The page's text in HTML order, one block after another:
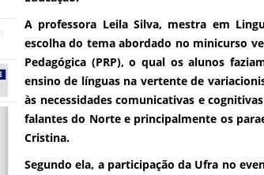
A professora Leila Silva, mestra em
escolha do tema abordado no minicurso
Pedagógica (PRP), o qual os alunos
ensino de línguas na vertente de
às necessidades comunicativas e
falantes do Norte e principalmente os
Cristina.
Segundo ela, a participação da Ufra no